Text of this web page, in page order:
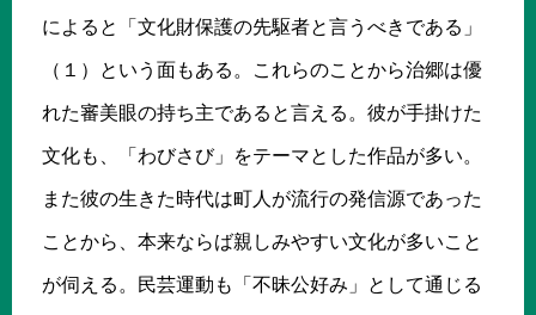
によると「文化財保護の先駆者と言うべきである」
（１）という面もある。これらのことから治郷は優
れた審美眼の持ち主であると言える。彼が手掛けた
文化も、「わびさび」をテーマとした作品が多い。
また彼の生きた時代は町人が流行の発信源であった
ことから、本来ならば親しみやすい文化が多いこと
が伺える。民芸運動も「不昧公好み」として通じる